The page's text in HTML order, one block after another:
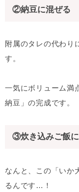
②納豆に混ぜる
附属のタレの代わり
す。
一気にボリューム満
納豆」の完成です。
③炊き込みご飯
なんと、この「いか
るんです…！